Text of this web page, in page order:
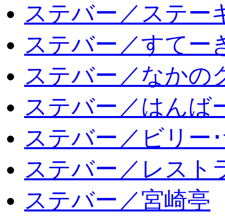
ステバー／ステー
ステバー／すてー
ステバー／なかの
ステバー／はんば
ステバー／ビリー
ステバー／レスト
ステバー／宮崎亭